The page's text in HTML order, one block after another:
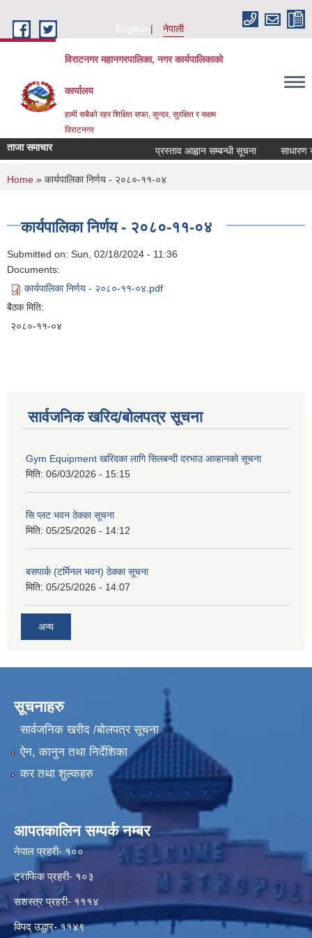
English
नेपाली
विराटनगर महानगरपालिका, नगर कार्यपालिकाको
कार्यालय
हामी सबैको रहर शिक्षित सफा, सुन्दर, सुरक्षित र सक्षम
विराटनगर
ताजा समाचार प्रस्ताव आह्वान सम्बन्धी सूचना साधारण
You are here
Home » कार्यपालिका निर्णय - २०८०-११-०४
कार्यपालिका निर्णय - २०८०-११-०४
Submitted on: Sun, 02/18/2024 - 11:36
Documents:
कार्यपालिका निर्णय - २०८०-११-०४.pdf
बैठक मिति:
२०८०-११-०४
सार्वजनिक खरिद/बोलपत्र सूचना
Gym Equipment खरिदका लागि सिलबन्दी दरभाउ आव्हानको सूचना
मिति: 06/03/2026 - 15:15
सि प्लट भवन ठेक्का सूचना
मिति: 05/25/2026 - 14:12
बसपार्क (टर्मिनल भवन) ठेक्का सूचना
मिति: 05/25/2026 - 14:07
अन्य
सूचनाहरु
सार्वजनिक खरीद /बोलपत्र सूचना
ऐन, कानुन तथा निर्देशिका
कर तथा शुल्कहरु
आपतकालिन सम्पर्क नम्बर
नेपाल प्रहरी- १००
ट्राफिक प्रहरी- १०३
सशस्त्र प्रहरी- १११४
विपद् उद्धार- ११४९